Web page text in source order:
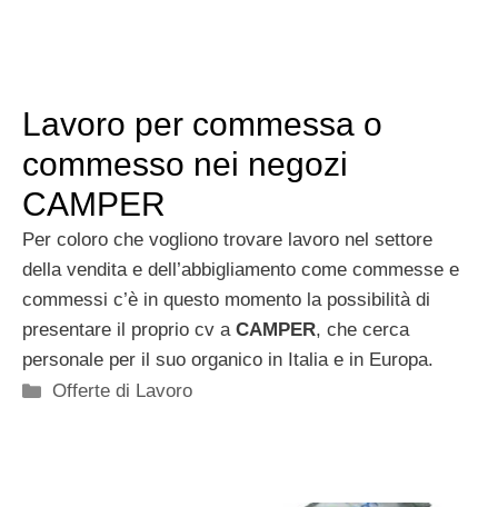
Lavoro per commessa o
commesso nei negozi
CAMPER
Per coloro che vogliono trovare lavoro nel settore
della vendita e dell’abbigliamento come commesse e
commessi c’è in questo momento la possibilità di
presentare il proprio cv a CAMPER, che cerca
personale per il suo organico in Italia e in Europa.
Categorie
Offerte di Lavoro